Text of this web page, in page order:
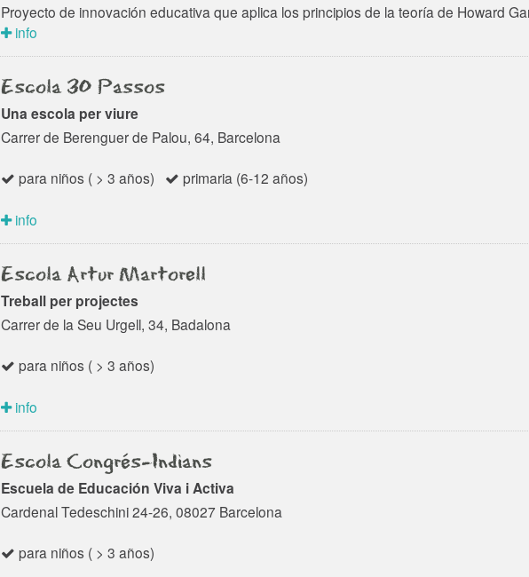
Proyecto de innovación educativa que aplica los principios de la teoría de Howard
info
Escola 30 Passos
Una escola per viure
Carrer de Berenguer de Palou, 64, Barcelona
para niños ( > 3 años) primaria (6-12 años)
info
Escola Artur Martorell
Treball per projectes
Carrer de la Seu Urgell, 34, Badalona
para niños ( > 3 años)
info
Escola Congrés-Indians
Escuela de Educación Viva i Activa
Cardenal Tedeschini 24-26, 08027 Barcelona
para niños ( > 3 años)